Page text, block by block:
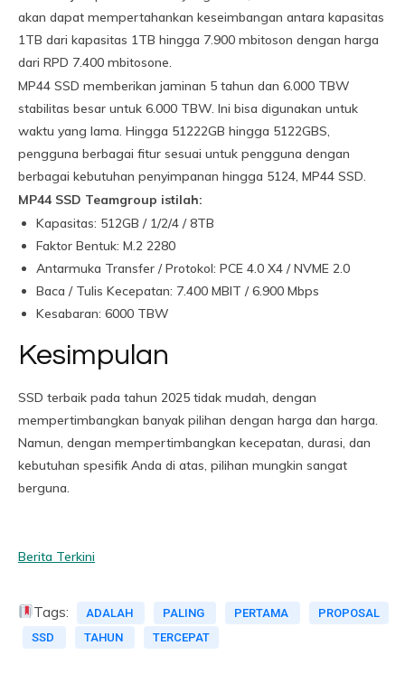
akan dapat mempertahankan keseimbangan antara kapasitas
1TB dari kapasitas 1TB hingga 7.900 mbitoson dengan harga
dari RPD 7.400 mbitosone.
MP44 SSD memberikan jaminan 5 tahun dan 6.000 TBW
stabilitas besar untuk 6.000 TBW. Ini bisa digunakan untuk
waktu yang lama. Hingga 51222GB hingga 5122GBS,
pengguna berbagai fitur sesuai untuk pengguna dengan
berbagai kebutuhan penyimpanan hingga 5124, MP44 SSD.
MP44 SSD Teamgroup istilah:
Kapasitas: 512GB / 1/2/4 / 8TB
Faktor Bentuk: M.2 2280
Antarmuka Transfer / Protokol: PCE 4.0 X4 / NVME 2.0
Baca / Tulis Kecepatan: 7.400 MBIT / 6.900 Mbps
Kesabaran: 6000 TBW
Kesimpulan
SSD terbaik pada tahun 2025 tidak mudah, dengan
mempertimbangkan banyak pilihan dengan harga dan harga.
Namun, dengan mempertimbangkan kecepatan, durasi, dan
kebutuhan spesifik Anda di atas, pilihan mungkin sangat
berguna.
Berita Terkini
Tags: ADALAH PALING PERTAMA
PROPOSAL
SSD
TAHUN TERCEPAT